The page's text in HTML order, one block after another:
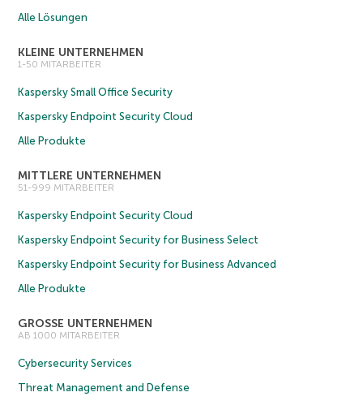
Alle Lösungen
KLEINE UNTERNEHMEN
1-50 MITARBEITER
Kaspersky Small Office Security
Kaspersky Endpoint Security Cloud
Alle Produkte
MITTLERE UNTERNEHMEN
51-999 MITARBEITER
Kaspersky Endpoint Security Cloud
Kaspersky Endpoint Security for Business Select
Kaspersky Endpoint Security for Business Advanced
Alle Produkte
GROSSE UNTERNEHMEN
AB 1000 MITARBEITER
Cybersecurity Services
Threat Management and Defense